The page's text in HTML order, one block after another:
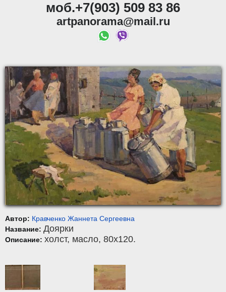
моб.+7(903) 509 83 86
artpanorama@mail.ru
Автор: Кравченко Жаннета Сергеевна
Название: Доярки
Описание: холст, масло, 80x120.